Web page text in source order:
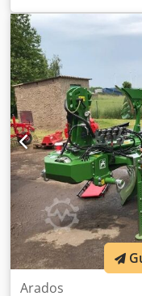
hidráulico izquierdo
accionamiento
FlowControl
/ disco principal
Arados